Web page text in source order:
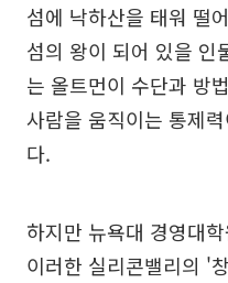
섬에 낙하산을 태워 떨
섬의 왕이 되어 있을 인
는 올트먼이 수단과 방
사람을 움직이는 통제
다.
하지만 뉴욕대 경영대
이러한 실리콘밸리의 '